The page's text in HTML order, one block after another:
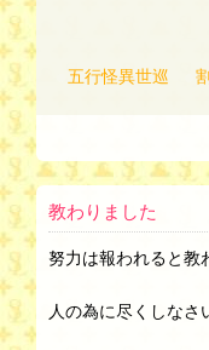
五行怪異世巡
教わりました
努力は報われると教
人の為に尽くしなさ